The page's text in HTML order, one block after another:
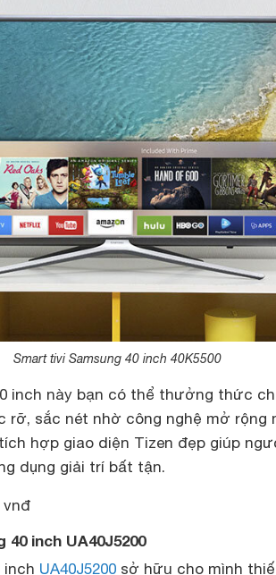
Smart tivi Samsung 40 inch 40K5500
inch này bạn có thể thưởng thức
rỡ, sắc nét nhờ công nghệ mở rộng
hợp giao diện Tizen đẹp giúp
dụng giải trí bất tận.
vnđ
inch UA40J5200
inch UA40J5200 sở hữu cho mình